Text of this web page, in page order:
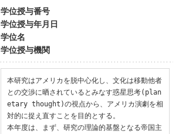
学位授与番号
学位授与年月日
学位名
学位授与機関
本研究はアメリカを脱中心化し、文化は移動他者
との交渉に晒されているとみなす惑星思考(plan
etary thought)の視点から、アメリカ演劇を相
対的に捉え直すことを目的とする。
本年度は、まず、研究の理論的基盤となる帝国主